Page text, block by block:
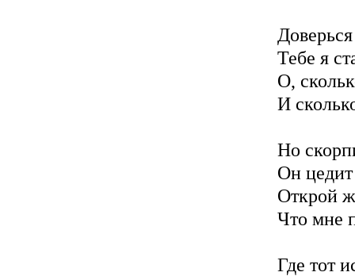
Тебе я
О,
И
Но
Он
Открой
Что мне
Где тот